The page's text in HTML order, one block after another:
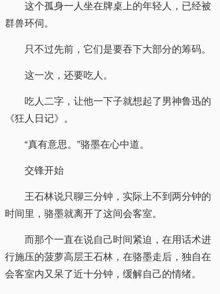
这个孤身一人坐在牌桌上的年轻人，已经被
群兽环伺。
只不过先前，它们是要吞下大部分的筹码。
这一次，还要吃人。
吃人二字，让他一下子就想起了男神鲁迅的
《狂人日记》。
“真有意思。”骆墨在心中道。
交锋开始
王石林说只聊三分钟，实际上不到两分钟的
时间里，骆墨就离开了这间会客室。
而那个一直在说自己时间紧迫，在用话术进
行施压的菠萝高层王石林，在骆墨走后，独自在
会客室内又呆了近十分钟，缓解自己的情绪。